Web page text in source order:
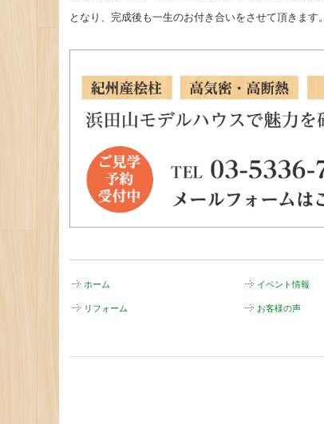
となり、完成後も一生のお付き合いをさせて頂きます。
ホーム イベント情報
リフォーム お客様の声